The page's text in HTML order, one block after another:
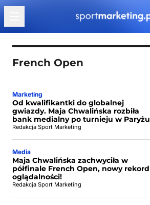
Przejdź do treści
French Open
Marketing
Od kwalifikantki do globalnej
gwiazdy. Maja Chwalińska rozbiła
bank medialny po turnieju w Paryżu
Redakcja Sport Marketing
Media
Maja Chwalińska zachwyciła w
półfinale French Open, nowy rekord
oglądalności!
Redakcja Sport Marketing